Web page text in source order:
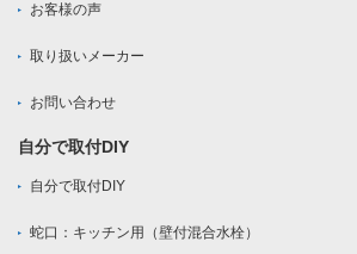
お客様の声
取り扱いメーカー
お問い合わせ
自分で取付DIY
自分で取付DIY
蛇口：キッチン用（壁付混合水栓）